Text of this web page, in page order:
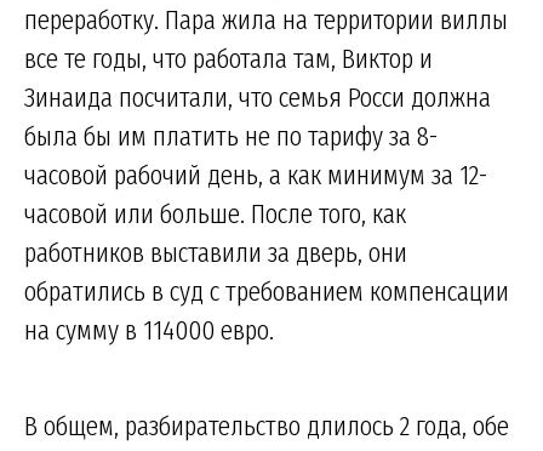
переработку. Пара жила на территории виллы
все те годы, что работала там, Виктор и
Зинаида посчитали, что семья Росси должна
была бы им платить не по тарифу за 8-
часовой рабочий день, а как минимум за 12-
часовой или больше. После того, как
работников выставили за дверь, они
обратились в суд с требованием компенсации
на сумму в 114000 евро.
В общем, разбирательство длилось 2 года, обе